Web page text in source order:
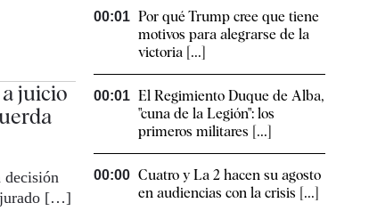
juicio
decisión
jurado […]
00:01 Por qué Trump cree que tiene
motivos para alegrarse de la
victoria [...]
00:01 El Regimiento Duque de Alba,
"cuna de la Legión": los
primeros militares [...]
00:00 Cuatro y La 2 hacen su agosto
en audiencias con la crisis [...]